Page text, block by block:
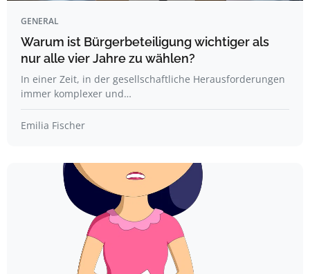
GENERAL
Warum ist Bürgerbeteiligung wichtiger als
nur alle vier Jahre zu wählen?
In einer Zeit, in der gesellschaftliche Herausforderungen
immer komplexer und…
Emilia Fischer